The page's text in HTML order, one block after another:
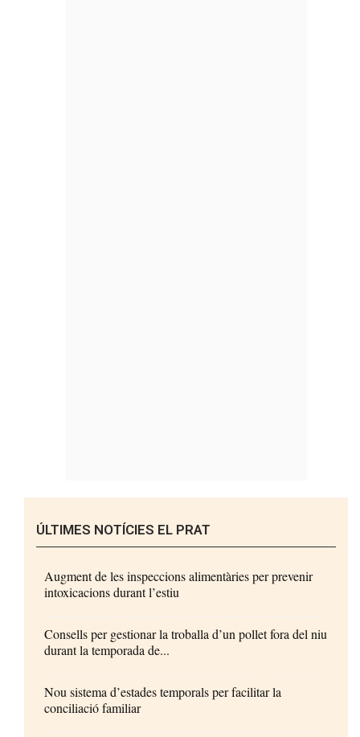
ÚLTIMES NOTÍCIES EL PRAT
Augment de les inspeccions alimentàries per prevenir
intoxicacions durant l’estiu
Consells per gestionar la troballa d’un pollet fora del niu
durant la temporada de...
Nou sistema d’estades temporals per facilitar la
conciliació familiar